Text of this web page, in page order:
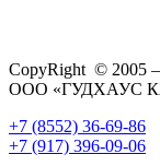
CopyRight © 2005
ООО «ГУДХАУС
+7 (8552) 36-69-86
+7 (917) 396-09-06